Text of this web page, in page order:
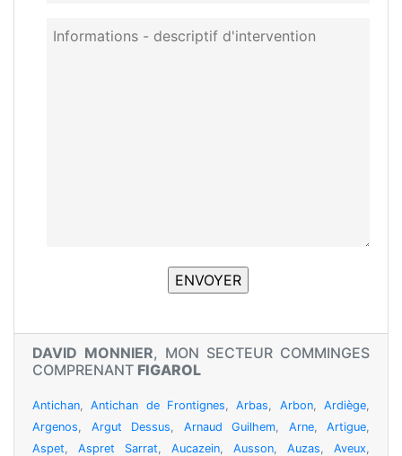
DAVID MONNIER, MON SECTEUR COMMINGES
COMPRENANT FIGAROL
Antichan,Antichan de Frontignes,Arbas, Arbon,Ardiège,
Argenos, Argut Dessus, Arnaud Guilhem, Arne, Artigue,
Aspet, Aspret Sarrat, Aucazein, Ausson, Auzas, Aveux,